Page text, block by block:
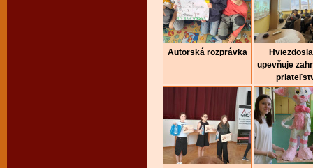
Autorská rozprávka
upevňuje